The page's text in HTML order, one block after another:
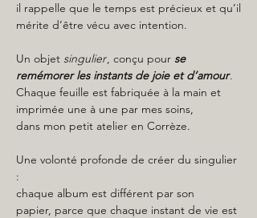
il rappelle que le temps est précieux et qu’il
mérite d’être vécu avec intention.
Un objet singulier, conçu pour se
remémorer les instants de joie et d’amour.
Chaque feuille est fabriquée à la main et
imprimée une à une par mes soins,
dans mon petit atelier en Corrèze.
Une volonté profonde de créer du singulier
:
chaque album est différent par son
papier, parce que chaque instant de vie est